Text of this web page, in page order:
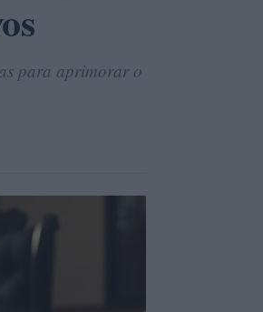
para aprimorar o